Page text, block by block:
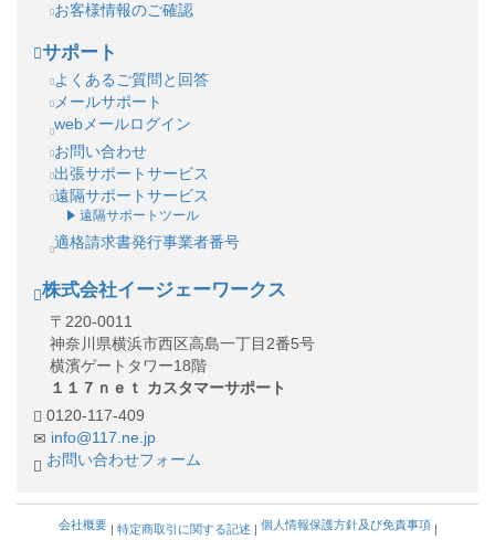
お客様情報のご確認
サポート
よくあるご質問と回答
メールサポート
webメールログイン
お問い合わせ
出張サポートサービス
遠隔サポートサービス
遠隔サポートツール
適格請求書発行事業者番号
株式会社イージェーワークス
〒220-0011
神奈川県横浜市西区高島一丁目2番5号
横濱ゲートタワー18階
１１７ｎｅｔ カスタマーサポート
0120-117-409
info@117.ne.jp
お問い合わせフォーム
会社概要| 特定商取引に関する記述 | 個人情報保護方針及び免責事項 |